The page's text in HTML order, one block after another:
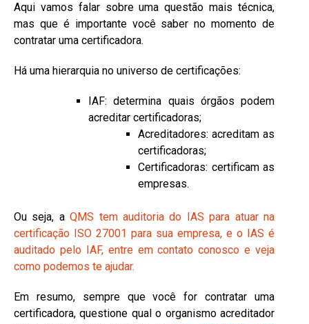
Aqui vamos falar sobre uma questão mais técnica,
mas que é importante você saber no momento de
contratar uma certificadora.
Há uma hierarquia no universo de certificações:
IAF: determina quais órgãos podem
acreditar certificadoras;
Acreditadores: acreditam as
certificadoras;
Certificadoras: certificam as
empresas.
Ou seja, aQMS tem auditoria do IAS para atuar na
certificação ISO 27001 para sua empresa, e o IAS é
auditado pelo IAF, entre em contato conosco e veja
como podemos te ajudar.
Em resumo, sempre que você for contratar uma
certificadora, questione qual o organismo acreditador